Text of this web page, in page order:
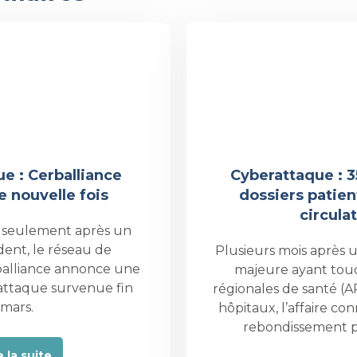
: Cerballiance
nouvelle fois
après un
le réseau de
annonce une
survenue fin
mars.
Cyberattaque :
dossiers
Plusieurs mois après
majeure ayant
régionales de santé
hôpitaux, l’affaire
rebondissement